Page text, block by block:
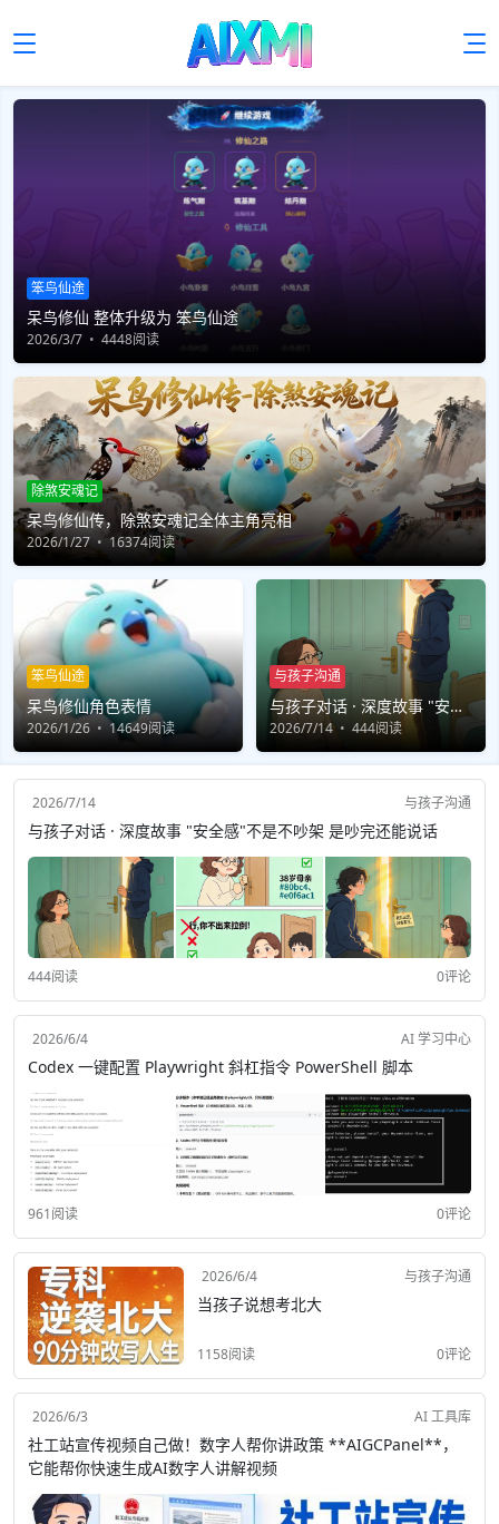
笨鸟仙途
呆鸟修仙 整体升级为 笨鸟仙途
2026/3/7 4448阅读
除煞安魂记
呆鸟修仙传，除煞安魂记全体主角亮相
2026/1/27 16374阅读
笨鸟仙途
呆鸟修仙角色表情
2026/1/26 14649阅读
与孩子沟通
与孩子对话 · 深度故事 "安全
感"不是不吵架 是吵完还能说
话
2026/7/14 444阅读
2026/7/14 与孩子沟通
与孩子对话 · 深度故事 "安全感"不是不吵架 是吵完还能说话
444阅读 0评论
2026/6/4 AI 学习中心
Codex 一键配置 Playwright 斜杠指令 PowerShell 脚本
961阅读 0评论
2026/6/4 与孩子沟通
当孩子说想考北大
1158阅读 0评论
2026/6/3 AI 工具库
社工站宣传视频自己做！数字人帮你讲政策 **AIGCPanel**，
它能帮你快速生成AI数字人讲解视频